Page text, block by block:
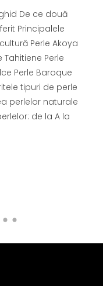
De ce două
Principalele
Perle Akoya
Tahitiene Perle
Perle Baroque
tipuri de perle
perlelor naturale
de la A la